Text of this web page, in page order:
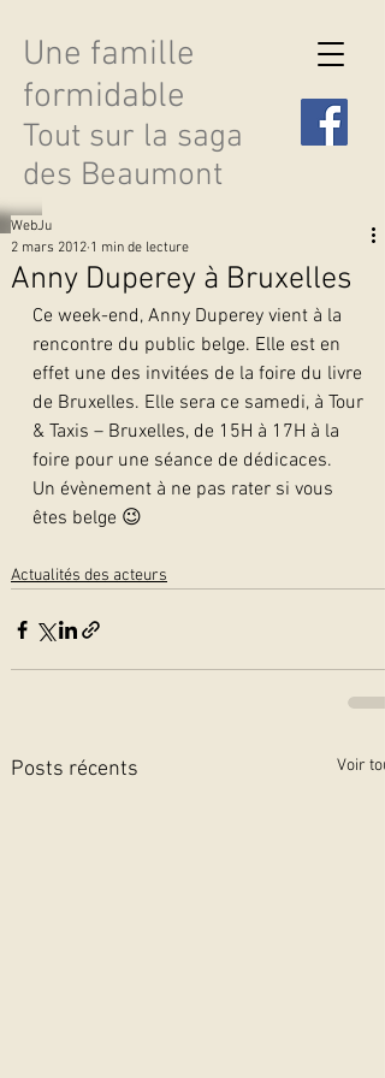
Une famille
formidable
Tout sur la saga
des Beaumont
Découvrir les saisons
Anny Duperey à Bruxelles
WebJu
2 mars 2012 1 min de lecture
Ce week-end, Anny Duperey vient à la
rencontre du public belge. Elle est en
effet une des invitées de la foire du livre
de Bruxelles. Elle sera ce samedi, à Tour
& Taxis – Bruxelles, de 15H à 17H à la
foire pour une séance de dédicaces.
Un évènement à ne pas rater si vous
êtes belge 😉
Actualités des acteurs
Posts récents Voir tout